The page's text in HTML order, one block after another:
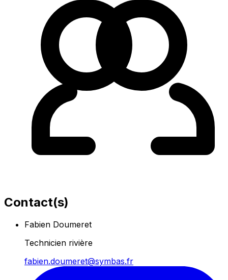
Contact(s)
Fabien Doumeret
Technicien rivière
fabien.doumeret@symbas.fr